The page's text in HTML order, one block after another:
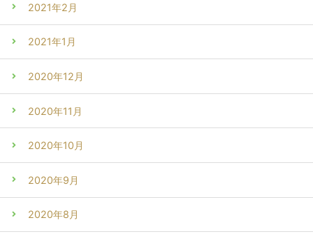
2021年2月
2021年1月
2020年12月
2020年11月
2020年10月
2020年9月
2020年8月